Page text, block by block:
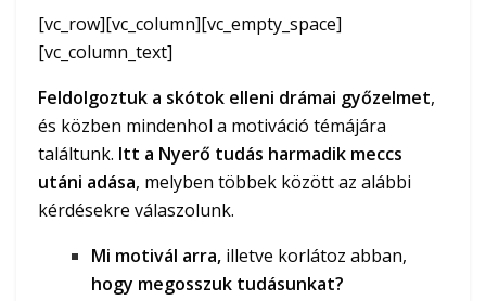
[vc_row][vc_column][vc_empty_space]
[vc_column_text]
Feldolgoztuk a skótok elleni drámai győzelmet,
és közben mindenhol a motiváció témájára
találtunk. Itt a Nyerő tudás harmadik meccs
utáni adása, melyben többek között az alábbi
kérdésekre válaszolunk.
Mi motivál arra, illetve korlátoz abban,
hogy megosszuk tudásunkat?